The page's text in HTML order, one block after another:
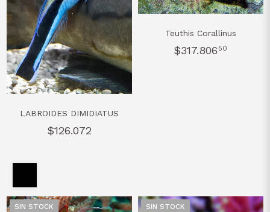
LABROIDES DIMIDIATUS
$126.072
Teuthis Corallinus
$317.806 50
SIN STOCK SIN STOCK